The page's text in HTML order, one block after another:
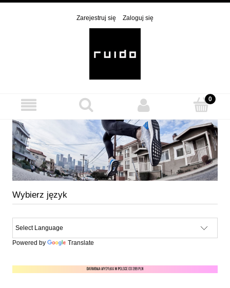
Zarejestruj się Zaloguj się
Wybierz język
Powered by Translate